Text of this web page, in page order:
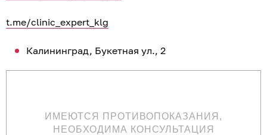
t.me/clinic_expert_klg
Калининград, Букетная ул., 2
ИМЕЮТСЯ ПРОТИВОПОКАЗАНИЯ,
НЕОБХОДИМА КОНСУЛЬТАЦИЯ